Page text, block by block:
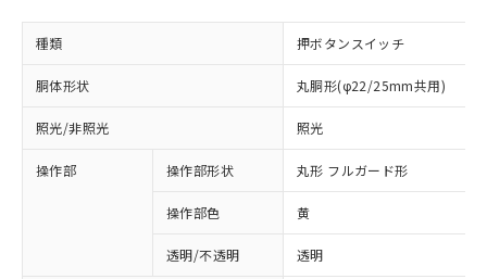
種類 押ボタンスイッチ
胴体形状 丸胴形(φ22/25mm共用)
照光/非照光 照光
操作部 操作部形状 丸形 フルガード形
操作部色 黄
透明/不透明 透明